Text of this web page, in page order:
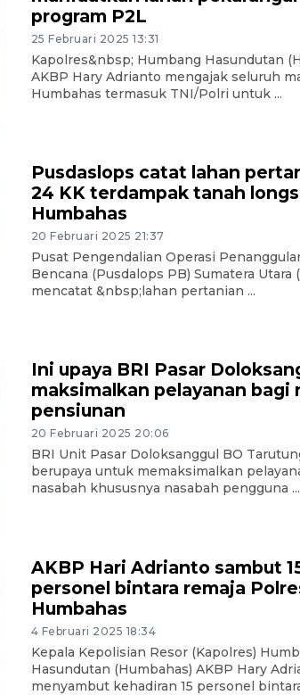
program P2L
25 Februari 2025 13:31
Kapolres&nbsp; Humbang Hasundutan
AKBP Hary Adrianto mengajak seluruh
Humbahas termasuk TNI/Polri untuk ...
Pusdaslops catat lahan
24 KK terdampak tanah
Humbahas
20 Februari 2025 21:37
Pusat Pengendalian Operasi
Bencana (Pusdalops PB) Sumatera Utara
mencatat &nbsp;lahan pertanian ...
Ini upaya BRI Pasar
maksimalkan pelayanan bagi
pensiunan
20 Februari 2025 20:06
BRI Unit Pasar Doloksanggul BO
berupaya untuk memaksimalkan
nasabah khususnya nasabah pengguna ...
AKBP Hari Adrianto sambut
personel bintara remaja
Humbahas
4 Februari 2025 18:34
Kepala Kepolisian Resor (Kapolres)
Hasundutan (Humbahas) AKBP Hary
menyambut kehadiran 15 personel